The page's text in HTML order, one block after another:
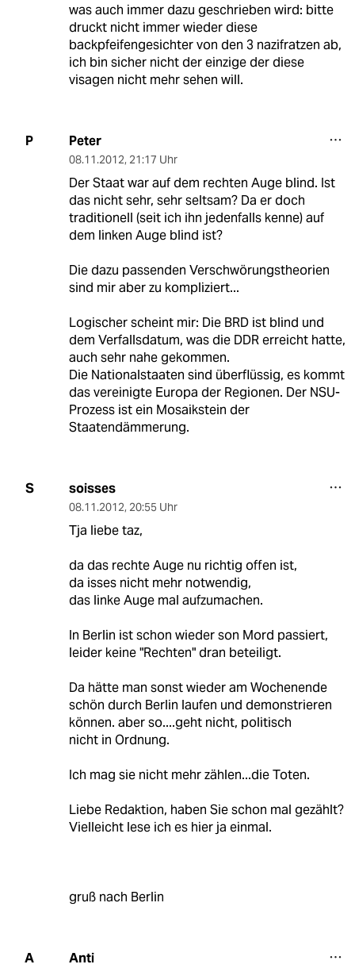
was auch immer dazu geschrieben wird: bitte
druckt nicht immer wieder diese
backpfeifengesichter von den 3 nazifratzen ab,
ich bin sicher nicht der einzige der diese
visagen nicht mehr sehen will.
P Peter
08.11.2012, 21:17 Uhr
Der Staat war auf dem rechten Auge blind. Ist
das nicht sehr, sehr seltsam? Da er doch
traditionell (seit ich ihn jedenfalls kenne) auf
dem linken Auge blind ist?
Die dazu passenden Verschwörungstheorien
sind mir aber zu kompliziert...
Logischer scheint mir: Die BRD ist blind und
dem Verfallsdatum, was die DDR erreicht hatte,
auch sehr nahe gekommen.
Die Nationalstaaten sind überflüssig, es kommt
das vereinigte Europa der Regionen. Der NSU-
Prozess ist ein Mosaikstein der
Staatendämmerung.
S soisses
08.11.2012, 20:55 Uhr
Tja liebe taz,
da das rechte Auge nu richtig offen ist,
da isses nicht mehr notwendig,
das linke Auge mal aufzumachen.
In Berlin ist schon wieder son Mord passiert,
leider keine "Rechten" dran beteiligt.
Da hätte man sonst wieder am Wochenende
schön durch Berlin laufen und demonstrieren
können. aber so....geht nicht, politisch
nicht in Ordnung.
Ich mag sie nicht mehr zählen...die Toten.
Liebe Redaktion, haben Sie schon mal gezählt?
Vielleicht lese ich es hier ja einmal.
gruß nach Berlin
A Anti